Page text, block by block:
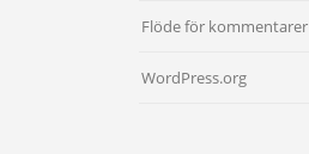
Flöde för kommentarer
WordPress.org